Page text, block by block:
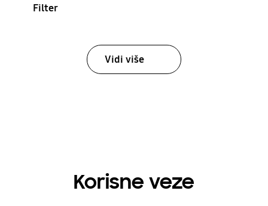
Filter
Vidi više
Korisne veze